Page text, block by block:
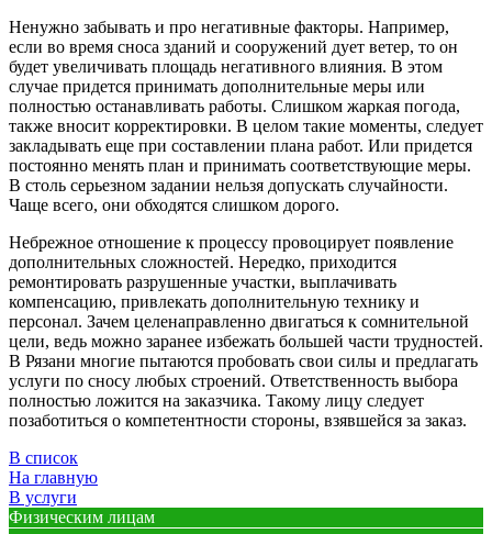
Ненужно забывать и про негативные факторы. Например,
если во время сноса зданий и сооружений дует ветер, то он
будет увеличивать площадь негативного влияния. В этом
случае придется принимать дополнительные меры или
полностью останавливать работы. Слишком жаркая погода,
также вносит корректировки. В целом такие моменты, следует
закладывать еще при составлении плана работ. Или придется
постоянно менять план и принимать соответствующие меры.
В столь серьезном задании нельзя допускать случайности.
Чаще всего, они обходятся слишком дорого.
Небрежное отношение к процессу провоцирует появление
дополнительных сложностей. Нередко, приходится
ремонтировать разрушенные участки, выплачивать
компенсацию, привлекать дополнительную технику и
персонал. Зачем целенаправленно двигаться к сомнительной
цели, ведь можно заранее избежать большей части трудностей.
В Рязани многие пытаются пробовать свои силы и предлагать
услуги по сносу любых строений. Ответственность выбора
полностью ложится на заказчика. Такому лицу следует
позаботиться о компетентности стороны, взявшейся за заказ.
В список
На главную
В услуги
Физическим лицам